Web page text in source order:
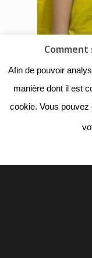
Comment
Afin de pouvoir
manière dont il est
cookie. Vous pouvez